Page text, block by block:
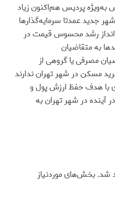
به‌ویژه پردیس هم‌‌اکنون زیاد
جدید عمدتا سرمایه‌‌گذارها
رشد محسوس قیمت در
به متقاضیان
مصرفی یا گروهی از
مسکن در شهر تهران ندارند
با هدف حفظ ارزش پول و
آینده در شهر تهران به
شد.بخش‌های موردنیاز